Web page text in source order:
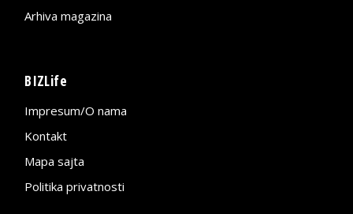
Arhiva magazina
BIZLife
Impresum/O nama
Kontakt
Mapa sajta
Politika privatnosti